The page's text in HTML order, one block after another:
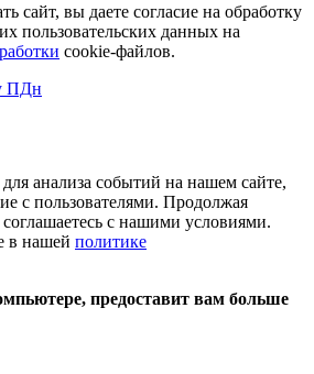
сайт, вы даете согласие на обработку
пользовательских данных на
cookie-файлов.
ПДн
анализа событий на нашем сайте,
с пользователями. Продолжая
с нашими условиями.
в нашей политике
предоставит вам больше